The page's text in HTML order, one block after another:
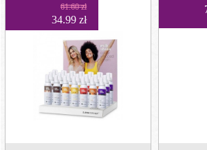
61.60 zł
34.99 zł